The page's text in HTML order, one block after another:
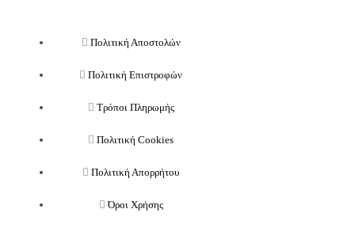
Πολιτική Αποστολών
Πολιτική Επιστροφών
Τρόποι Πληρωμής
Πολιτική Cookies
Πολιτική Απορρήτου
Όροι Χρήσης